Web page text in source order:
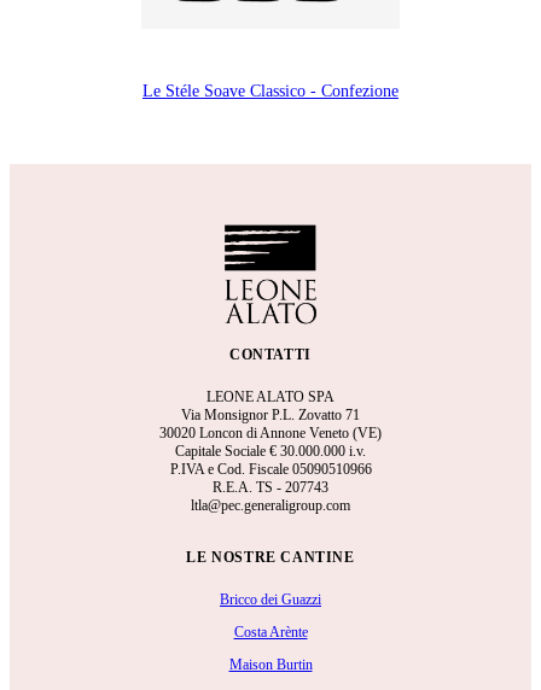
Le Stéle Soave Classico - Confezione
CONTATTI
LEONE ALATO SPA
Via Monsignor P.L. Zovatto 71
30020 Loncon di Annone Veneto (VE)
Capitale Sociale € 30.000.000 i.v.
P.IVA e Cod. Fiscale 05090510966
R.E.A. TS - 207743
ltla@pec.generaligroup.com
LE NOSTRE CANTINE
Bricco dei Guazzi
Costa Arènte
Maison Burtin